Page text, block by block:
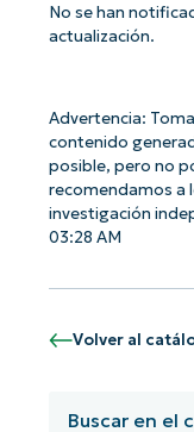
No se han
actualización.
Advertencia:
contenido
posible, pero no
recomendamos a
investigación
03:28 AM
Volver al
¡Empiece
First
and
number*